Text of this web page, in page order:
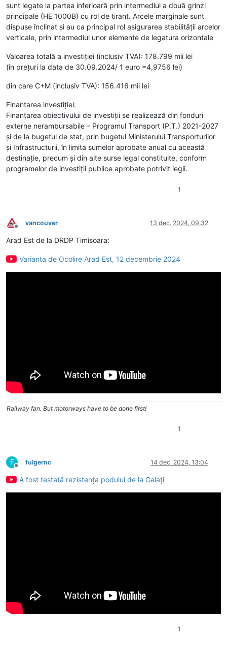
sunt legate la partea inferioară prin intermediul a două grinzi
principale (HE 1000B) cu rol de tirant. Arcele marginale sunt
dispuse înclinat și au ca principal rol asigurarea stabilității arcelor
verticale, prin intermediul unor elemente de legatura orizontale
Valoarea totală a investiţiei (inclusiv TVA): 178.799 mii lei
(în preţuri la data de 30.09.2024/ 1 euro =4,9756 lei)
din care C+M (inclusiv TVA): 156.416 mii lei
Finanțarea investiției:
Finanțarea obiectivului de investiții se realizează din fonduri
externe nerambursabile – Programul Transport (P.T.) 2021-2027
şi de la bugetul de stat, prin bugetul Ministerului Transporturilor
şi Infrastructurii, în limita sumelor aprobate anual cu această
destinaţie, precum şi din alte surse legal constituite, conform
programelor de investiţii publice aprobate potrivit legii.
1
Deconectat
vancouver 13 dec. 2024, 09:32
Arad Est de la DRDP Timisoara:
Varianta de Ocolire Arad Est, 12 decembrie 2024
Railway fan. But motorways have to be done first!
1
F
Deconectat
fulgernc 14 dec. 2024, 13:04
A fost testată rezistența podului de la Galați
1